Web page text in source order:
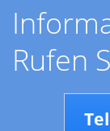
Rufen